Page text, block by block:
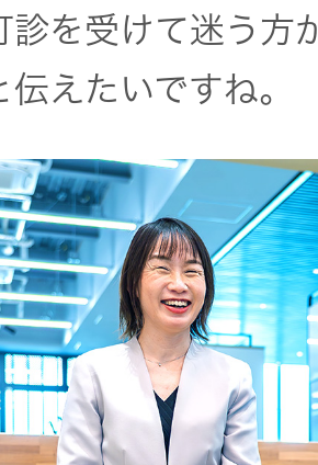
診を受けて迷う方
伝えたいですね。